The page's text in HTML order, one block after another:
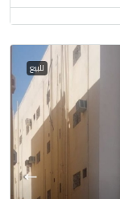
للبيع